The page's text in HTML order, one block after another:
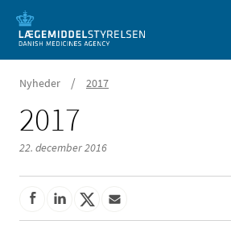
Nyheder / 2017
2017
22. december 2016